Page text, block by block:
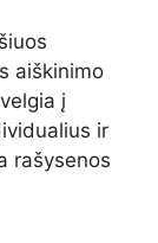
aiškinimo
į
ir
rašysenos